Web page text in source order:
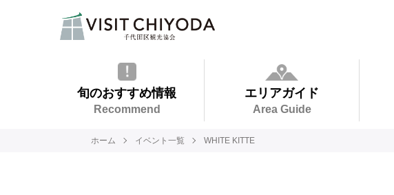
旬のおすすめ情報
Recommend
エリアガイド
Area Guide
ホーム イベント一覧 WHITE KITTE